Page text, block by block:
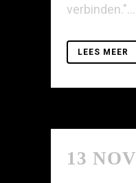
verbinden."...
LEES MEER
13 NOV